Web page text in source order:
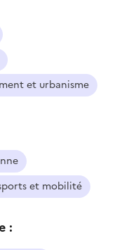
et urbanisme
et mobilité
: